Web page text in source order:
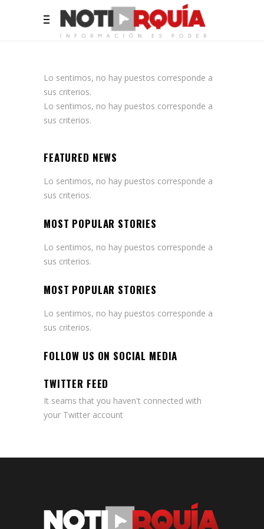
Lo sentimos, no hay puestos corresponde a
sus criterios.
Lo sentimos, no hay puestos corresponde a
sus criterios.
FEATURED NEWS
Lo sentimos, no hay puestos corresponde a
sus criterios.
MOST POPULAR STORIES
Lo sentimos, no hay puestos corresponde a
sus criterios.
MOST POPULAR STORIES
Lo sentimos, no hay puestos corresponde a
sus criterios.
FOLLOW US ON SOCIAL MEDIA
TWITTER FEED
It seams that you haven't connected with
your Twitter account